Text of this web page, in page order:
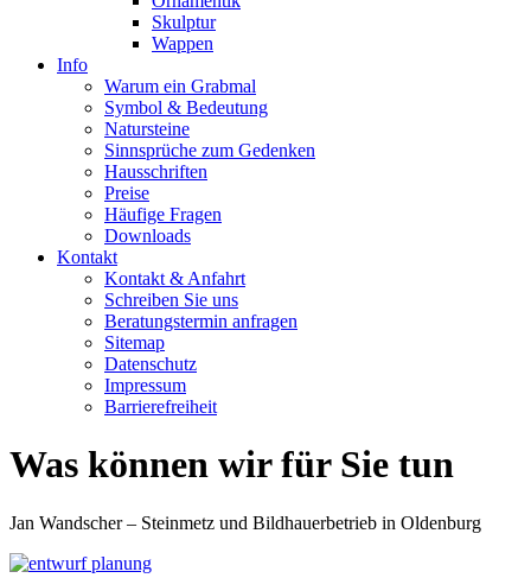
Skulptur
Wappen
Info
Warum ein Grabmal
Symbol & Bedeutung
Natursteine
Sinnsprüche zum Gedenken
Hausschriften
Preise
Häufige Fragen
Downloads
Kontakt
Kontakt & Anfahrt
Schreiben Sie uns
Beratungstermin anfragen
Sitemap
Datenschutz
Impressum
Barrierefreiheit
Was können wir für Sie tun
Jan Wandscher – Steinmetz und Bildhauerbetrieb in Oldenburg